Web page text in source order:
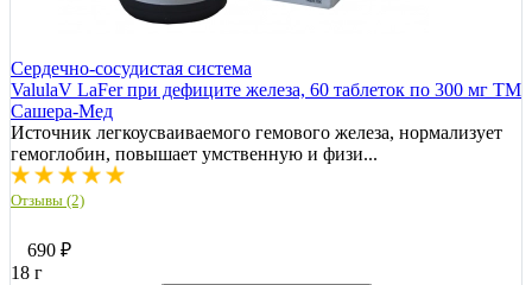
Сердечно-сосудистая система
ValulaV LaFer при дефиците железа, 60 таблеток по 300 мг ТМ
Сашера-Мед
Источник легкоусваиваемого гемового железа, нормализует
гемоглобин, повышает умственную и физи...
Отзывы (2)
690 ₽
18 г